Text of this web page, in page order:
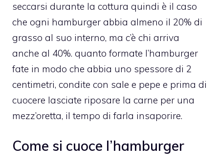
seccarsi durante la cottura quindi è il caso
che ogni hamburger abbia almeno il 20% di
grasso al suo interno, ma c’è chi arriva
anche al 40%. quanto formate l’hamburger
fate in modo che abbia uno spessore di 2
centimetri, condite con sale e pepe e prima di
cuocere lasciate riposare la carne per una
mezz’oretta, il tempo di farla insaporire.
Come si cuoce l’hamburger